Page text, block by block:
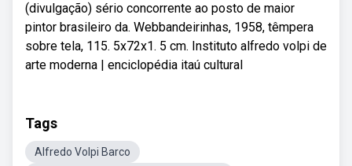
(divulgação) sério concorrente ao posto de maior
pintor brasileiro da. Webbandeirinhas, 1958, têmpera
sobre tela, 115. 5x72x1. 5 cm. Instituto alfredo volpi de
arte moderna | enciclopédia itaú cultural
Tags
Alfredo Volpi Barco